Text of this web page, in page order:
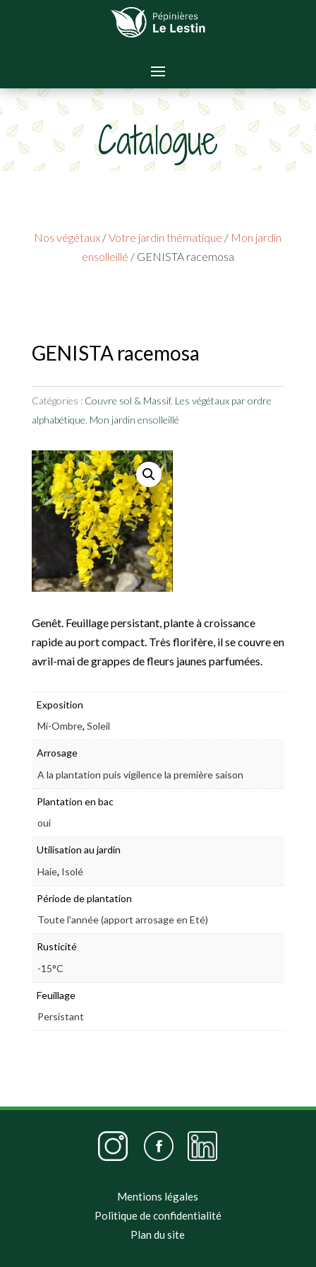
Catalogue
Nos végétaux /Votre jardin thématique / Mon jardin
ensolleillé / GENISTA racemosa
GENISTA racemosa
Catégories : Couvre sol & Massif, Les végétaux par ordre
alphabétique Mon jardin ensolleillé
Genêt. Feuillage persistant, plante à croissance
rapide au port compact. Très florifère, il se couvre en
avril-mai de grappes de fleurs jaunes parfumées.
Exposition
Mi-Ombre,Soleil
Arrosage
A la plantation puis vigilence la première saison
Plantation en bac
oui
Utilisation au jardin
Haie, Isolé
Période de plantation
Toute l'année (apport arrosage en Eté)
Rusticité
-15°C
Feuillage
Persistant
Mentions légales
Politique de confidentialité
Plan du site